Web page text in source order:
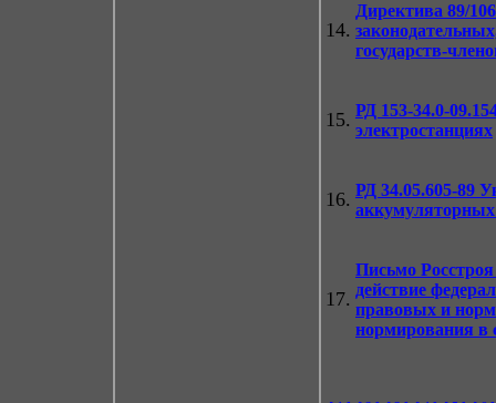
14.
Директива 89/
государств-
15. РД 153-34.0-
электростанциях
16. РД 34.05.605-89
аккумуляторных
17.
Письмо
действие
правовых и
нормирования в